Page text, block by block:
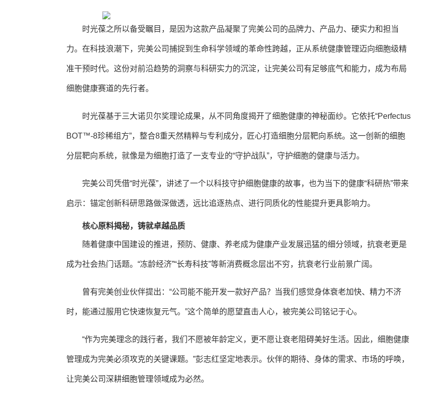
时光葆之所以备受瞩目，是因为这款产品凝聚了完美公司的品牌力、产品力、硬实力和担当
力。在科技浪潮下，完美公司捕捉到生命科学领域的革命性跨越，正从系统健康管理迈向细胞级精
准干预时代。这份对前沿趋势的洞察与科研实力的沉淀，让完美公司有足够底气和能力，成为布局
细胞健康赛道的先行者。
时光葆基于三大诺贝尔奖理论成果，从不同角度揭开了细胞健康的神秘面纱。它依托“Perfectus
BOT™-8珍稀组方”，整合8重天然精粹与专利成分，匠心打造细胞分层靶向系统。这一创新的细胞
分层靶向系统，就像是为细胞打造了一支专业的“守护战队”，守护细胞的健康与活力。
完美公司凭借“时光葆”，讲述了一个以科技守护细胞健康的故事，也为当下的健康“科研热”带来
启示：锚定创新科研思路做深做透，远比追逐热点、进行同质化的性能提升更具影响力。
核心原料揭秘，铸就卓越品质
随着健康中国建设的推进，预防、健康、养老成为健康产业发展迅猛的细分领域，抗衰老更是
成为社会热门话题。“冻龄经济”“长寿科技”等新消费概念层出不穷，抗衰老行业前景广阔。
曾有完美创业伙伴提出：“公司能不能开发一款好产品？当我们感觉身体衰老加快、精力不济
时，能通过服用它快速恢复元气。”这个简单的愿望直击人心，被完美公司铭记于心。
“作为完美理念的践行者，我们不愿被年龄定义，更不愿让衰老阻碍美好生活。因此，细胞健康
管理成为完美必须攻克的关键课题。”彭志红坚定地表示。伙伴的期待、身体的需求、市场的呼唤，
让完美公司深耕细胞管理领域成为必然。